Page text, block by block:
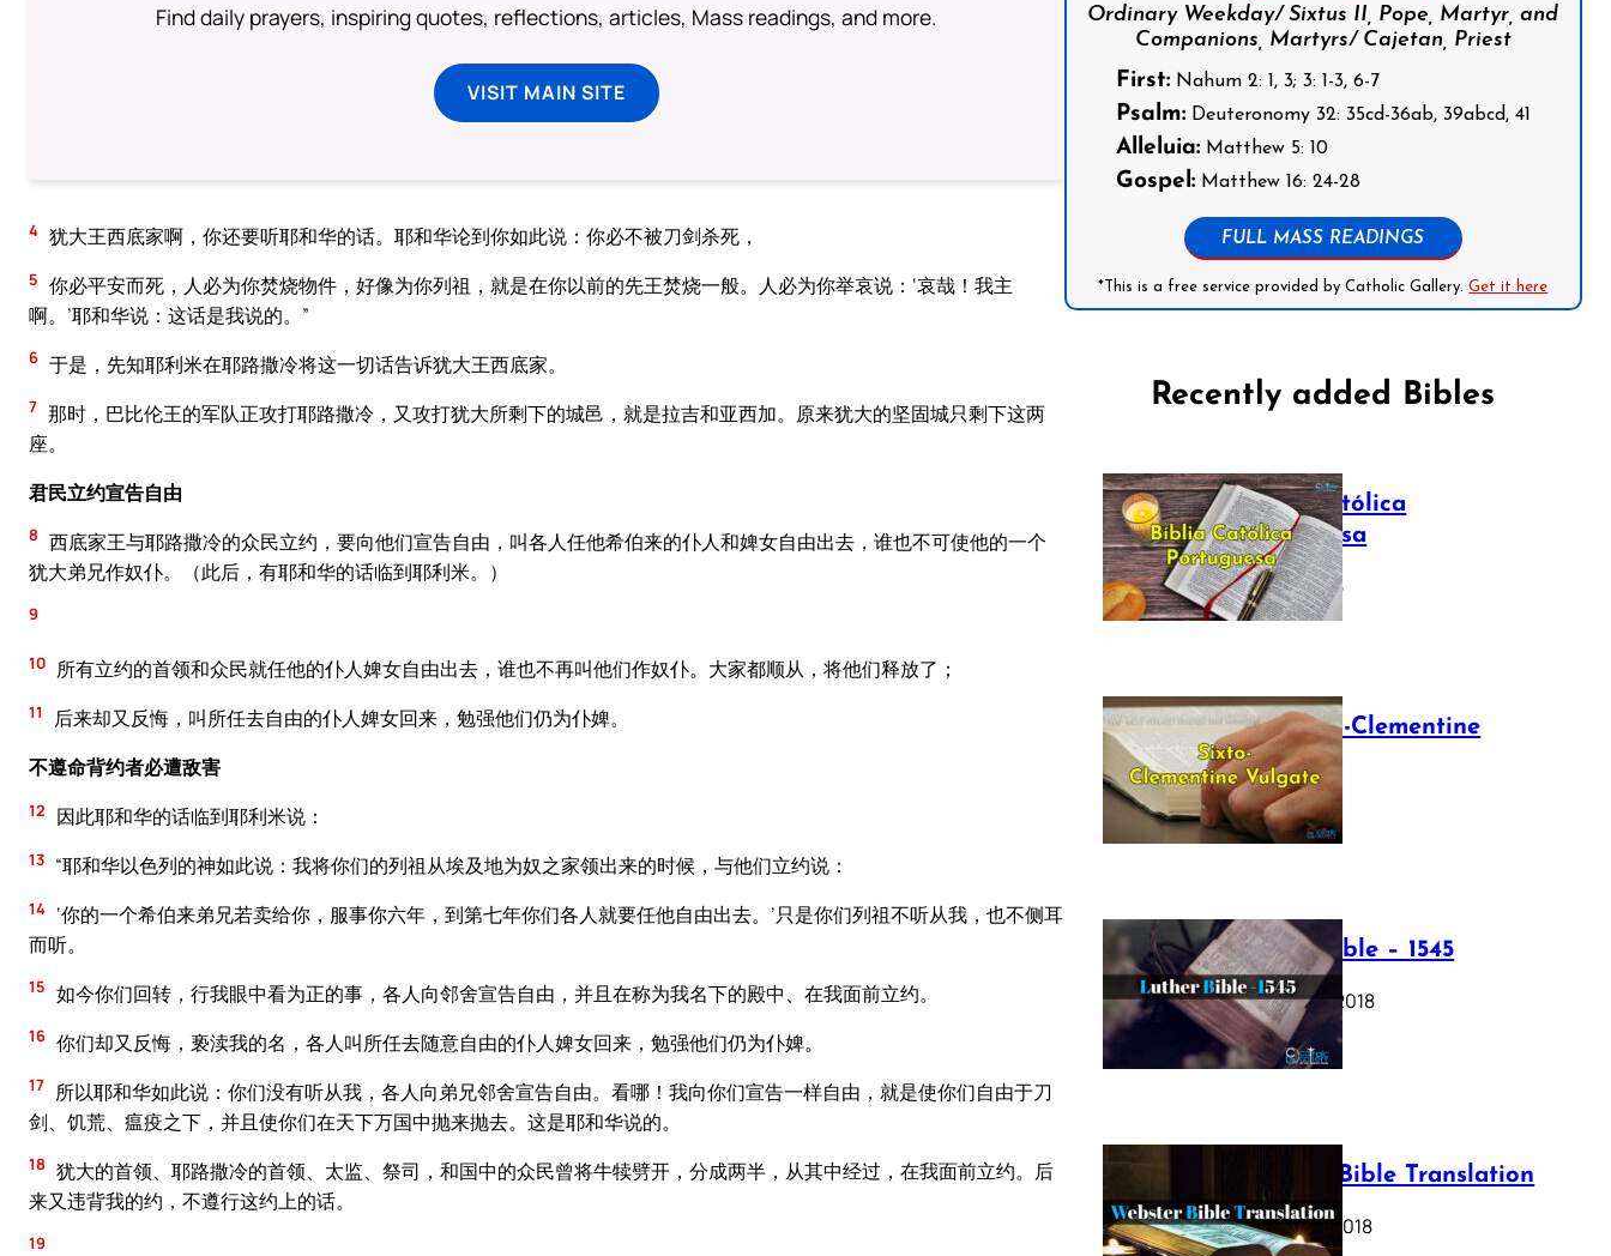
Find daily prayers, inspiring quotes, reflections, articles, Mass readings, and more.
VISIT MAIN SITE
4 犹大王西底家啊，你还要听耶和华的话。耶和华论到你如此说：你必不被刀剑杀死，
5 你必平安而死，人必为你焚烧物件，好像为你列祖，就是在你以前的先王焚烧一般。人必为你举哀说：‘哀哉！我主
啊。’耶和华说：这话是我说的。”
6 于是，先知耶利米在耶路撒冷将这一切话告诉犹大王西底家。
7 那时，巴比伦王的军队正攻打耶路撒冷，又攻打犹大所剩下的城邑，就是拉吉和亚西加。原来犹大的坚固城只剩下这两
座。
君民立约宣告自由
8 西底家王与耶路撒冷的众民立约，要向他们宣告自由，叫各人任他希伯来的仆人和婢女自由出去，谁也不可使他的一个
犹大弟兄作奴仆。（此后，有耶和华的话临到耶利米。）
9
10 所有立约的首领和众民就任他的仆人婢女自由出去，谁也不再叫他们作奴仆。大家都顺从，将他们释放了；
11
后来却又反悔，叫所任去自由的仆人婢女回来，勉强他们仍为仆婢。
不遵命背约者必遭敌害
12 因此耶和华的话临到耶利米说：
13 “耶和华以色列的神如此说：我将你们的列祖从埃及地为奴之家领出来的时候，与他们立约说：
14 ‘你的一个希伯来弟兄若卖给你，服事你六年，到第七年你们各人就要任他自由出去。’只是你们列祖不听从我，也不侧耳
而听。
15 如今你们回转，行我眼中看为正的事，各人向邻舍宣告自由，并且在称为我名下的殿中、在我面前立约。
16 你们却又反悔，亵渎我的名，各人叫所任去随意自由的仆人婢女回来，勉强他们仍为仆婢。
17 所以耶和华如此说：你们没有听从我，各人向弟兄邻舍宣告自由。看哪！我向你们宣告一样自由，就是使你们自由于刀
剑、饥荒、瘟疫之下，并且使你们在天下万国中抛来抛去。这是耶和华说的。
18 犹大的首领、耶路撒冷的首领、太监、祭司，和国中的众民曾将牛犊劈开，分成两半，从其中经过，在我面前立约。后
来又违背我的约，不遵行这约上的话。
19
Ordinary Weekday/ Sixtus II, Pope, Martyr, and
Companions, Martyrs/ Cajetan, Priest
First:Nahum 2: 1, 3; 3: 1-3, 6-7
Psalm:Deuteronomy 32: 35cd-36ab, 39abcd, 41
Alleluia:Matthew 5: 10
Gospel:Matthew 16: 24-28
FULL MASS READINGS
*This is a free service provided by Catholic Gallery.Get it here
Recently added Bibles
Bíblia Católica
Portuguesa
July 16, 2025
The Sixto-Clementine
Vulgate
July 12, 2025
Luther Bible – 1545
October 17, 2018
Webster Bible Translation
October 11, 2018